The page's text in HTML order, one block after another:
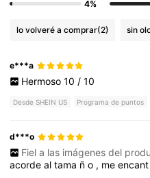
4%
lo volveré a comprar(2) sin
e***a
Hermoso 10 / 10
Desde SHEIN US Programa de puntos
d***o
Fiel a las imágenes del
acordealtama ño , me